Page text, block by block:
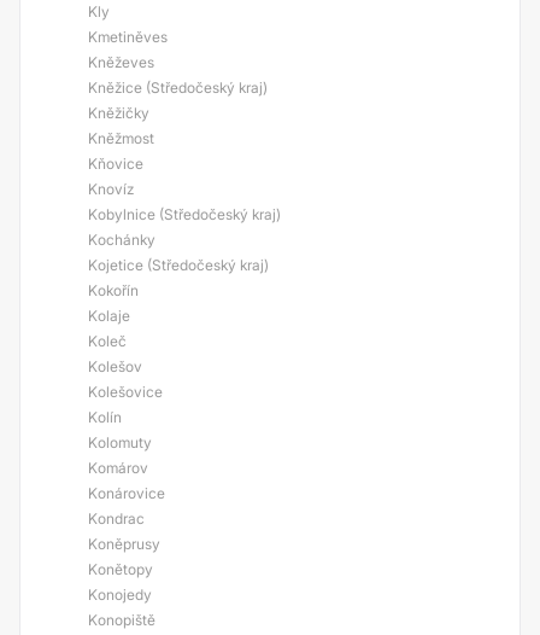
Kly
Kmetiněves
Kněževes
Kněžice (Středočeský kraj)
Kněžičky
Kněžmost
Kňovice
Knovíz
Kobylnice (Středočeský kraj)
Kochánky
Kojetice (Středočeský kraj)
Kokořín
Kolaje
Koleč
Kolešov
Kolešovice
Kolín
Kolomuty
Komárov
Konárovice
Kondrac
Koněprusy
Konětopy
Konojedy
Konopiště